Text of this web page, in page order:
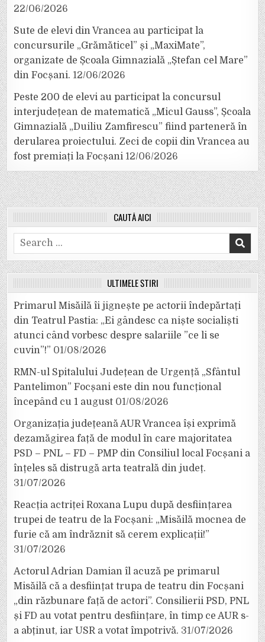
22/06/2026
Sute de elevi din Vrancea au participat la
concursurile „Grămăticel” și „MaxiMate”,
organizate de Școala Gimnazială „Ștefan cel Mare”
din Focșani. 12/06/2026
Peste 200 de elevi au participat la concursul
interjudețean de matematică „Micul Gauss”, Școala
Gimnazială „Duiliu Zamfirescu” fiind parteneră în
derularea proiectului. Zeci de copii din Vrancea au
fost premiați la Focșani 12/06/2026
CAUTĂ AICI
Search
for:
ULTIMELE ȘTIRI
Primarul Misăilă îi jignește pe actorii îndepărtați
din Teatrul Pastia: „Ei gândesc ca niște socialiști
atunci când vorbesc despre salariile ”ce li se
cuvin”!” 01/08/2026
RMN-ul Spitalului Județean de Urgență „Sfântul
Pantelimon” Focșani este din nou funcțional
începând cu 1 august 01/08/2026
Organizația județeană AUR Vrancea își exprimă
dezamăgirea față de modul în care majoritatea
PSD – PNL – FD – PMP din Consiliul local Focșani a
înțeles să distrugă arta teatrală din județ.
31/07/2026
Reacția actriței Roxana Lupu după desființarea
trupei de teatru de la Focșani: „Misăilă mocnea de
furie că am îndrăznit să cerem explicații!”
31/07/2026
Actorul Adrian Damian îl acuză pe primarul
Misăilă că a desființat trupa de teatru din Focșani
„din răzbunare față de actori”. Consilierii PSD, PNL
și FD au votat pentru desființare, în timp ce AUR s-
a abținut, iar USR a votat împotrivă. 31/07/2026